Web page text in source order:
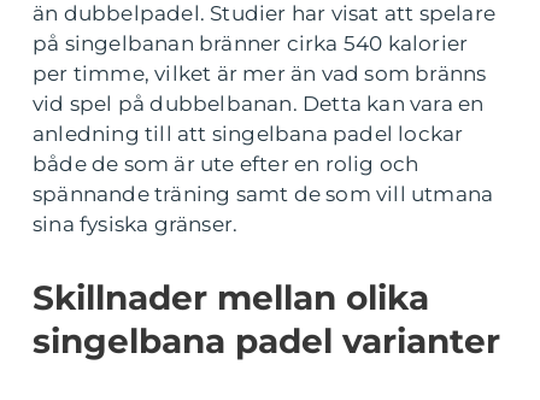
än dubbelpadel. Studier har visat att spelare
på singelbanan bränner cirka 540 kalorier
per timme, vilket är mer än vad som bränns
vid spel på dubbelbanan. Detta kan vara en
anledning till att singelbana padel lockar
både de som är ute efter en rolig och
spännande träning samt de som vill utmana
sina fysiska gränser.
Skillnader mellan olika
singelbana padel varianter